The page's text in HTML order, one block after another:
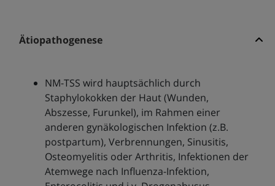
Ätiopathogenese
NM-TSS wird hauptsächlich durch
Staphylokokken der Haut (Wunden,
Abszesse, Furunkel), im Rahmen einer
anderen gynäkologischen Infektion (z.B.
postpartum), Verbrennungen, Sinusitis,
Osteomyelitis oder Arthritis, Infektionen der
Atemwege nach Influenza-Infektion,